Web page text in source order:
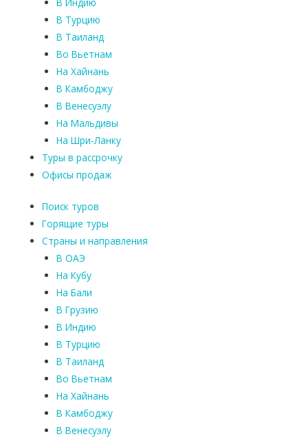
В Турцию
В Таиланд
Во Вьетнам
На Хайнань
В Камбоджу
В Венесуэлу
На Мальдивы
На Шри-Ланку
Туры в рассрочку
Офисы продаж
Поиск туров
Горящие туры
Страны и направления
В ОАЭ
На Кубу
На Бали
В Грузию
В Индию
В Турцию
В Таиланд
Во Вьетнам
На Хайнань
В Камбоджу
В Венесуэлу